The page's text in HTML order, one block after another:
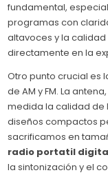
fundamental,
programas con
altavoces y la
directamente en la
Otro punto crucial es
de AM y FM. La
medida la calidad de
diseños compactos
sacrificamos en
radio portatil
la sintonización y el